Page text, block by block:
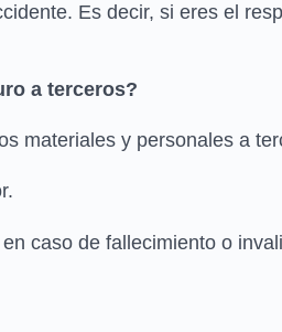
Es decir, si eres el
a terceros?
materiales y personales a
caso de fallecimiento o